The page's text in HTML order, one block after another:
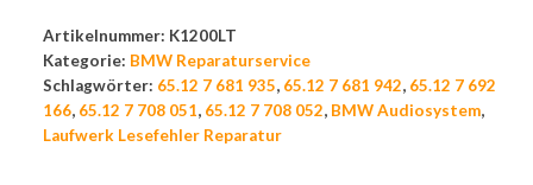
2000
Audiosystem
Laufwerk
Lesefehler
Artikelnummer: K1200LT
Kategorie: BMW Reparaturservice
Schlagwörter: 65.12 7 681 935, 65.12 7 681 942, 65.12 7 692
166, 65.12 7 708 051, 65.12 7 708 052, BMW Audiosystem,
Laufwerk Lesefehler Reparatur